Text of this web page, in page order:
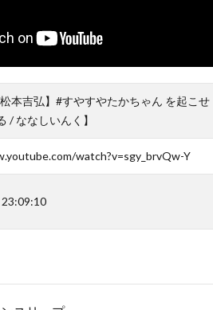
松本吉弘】#すやすやたかちゃん を起こ
/ ななしいんく】
watch?v=sgy_brvQw-Y